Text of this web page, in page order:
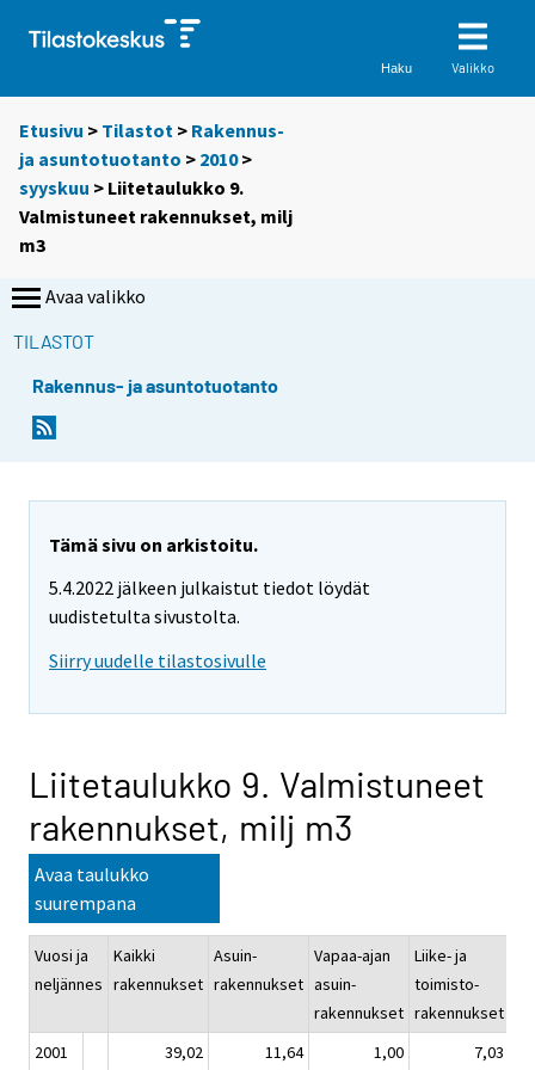
Haku Valikko
Etusivu > Tilastot > Rakennus-
ja asuntotuotanto > 2010>
syyskuu > Liitetaulukko 9.
Valmistuneet rakennukset, milj
m3
Avaa valikko
TILASTOT
Rakennus- ja asuntotuotanto
Tämä sivu on arkistoitu.
5.4.2022 jälkeen julkaistut tiedot löydät
uudistetulta sivustolta.
Siirry uudelle tilastosivulle
Liitetaulukko 9. Valmistuneet
rakennukset, milj m3
Avaa taulukko
suurempana
Vuosi ja
neljännes
Kaikki
rakennukset
Asuin-
rakennukset
Vapaa-ajan
asuin-
rakennukset
Liike- ja
toimisto-
rakennukset
2001
39,02 11,64 1,00
7,03